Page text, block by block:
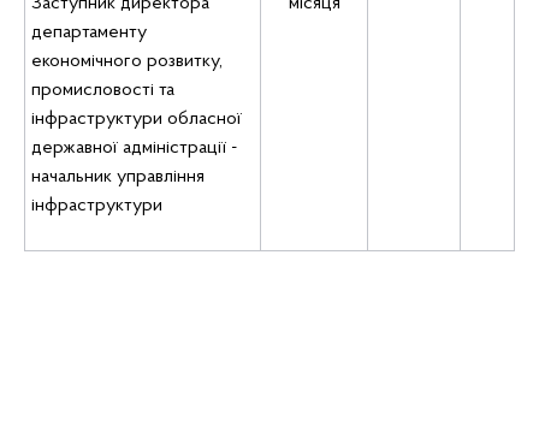
департаменту
економічного розвитку,
промисловості та
інфраструктури обласної
державної адміністрації -
начальник управління
інфраструктури